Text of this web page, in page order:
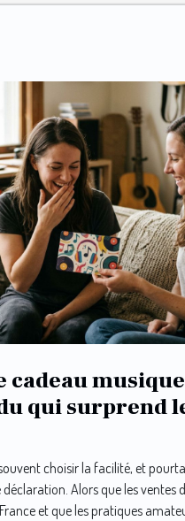
qui surprend
choisir la facilité, et
Alors que les ventes
et que les pratiques